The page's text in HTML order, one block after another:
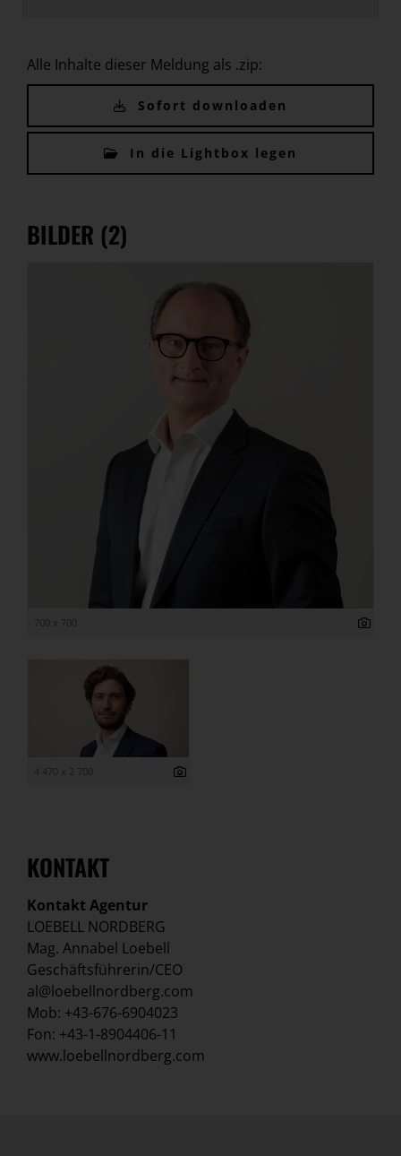
Alle Inhalte dieser Meldung als .zip:
Sofort downloaden
In die Lightbox legen
BILDER (2)
700 x 700
4 470 x 2 700
KONTAKT
Kontakt Agentur
LOEBELL NORDBERG
Mag. Annabel Loebell
Geschäftsführerin/CEO
al@loebellnordberg.com
Mob: +43-676-6904023
Fon: +43-1-8904406-11
www.loebellnordberg.com